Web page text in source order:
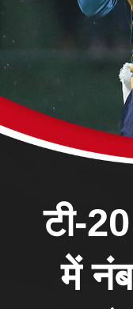
टी-
में